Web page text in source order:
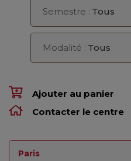
Semestre : Tous
Modalité : Tous
Ajouter au panier
Contacter le centre
Paris